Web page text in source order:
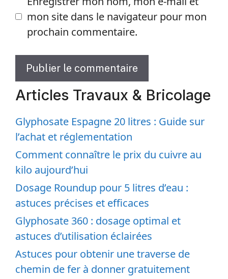
mon site dans le navigateur pour mon
prochain commentaire.
Articles Travaux & Bricolage
Glyphosate Espagne 20 litres : Guide sur
l’achat et réglementation
Comment connaître le prix du cuivre au
kilo aujourd’hui
Dosage Roundup pour 5 litres d’eau :
astuces précises et efficaces
Glyphosate 360 : dosage optimal et
astuces d’utilisation éclairées
Astuces pour obtenir une traverse de
chemin de fer à donner gratuitement